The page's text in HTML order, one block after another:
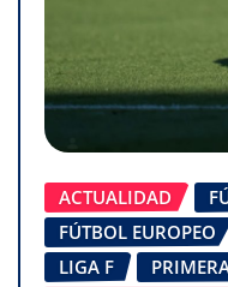
ACTUALIDAD
FÚTBOL EUROPEO
LIGA F